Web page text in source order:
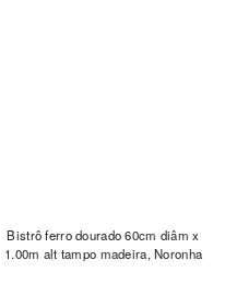
Bistrô ferro dourado 60cm diâm x
1.00m alt tampo madeira, Noronha